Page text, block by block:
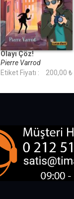
Dedektif Ted-Hadi
Olayı Çöz!
Pierre Varrod
Etiket Fiyatı :
200,00 ₺